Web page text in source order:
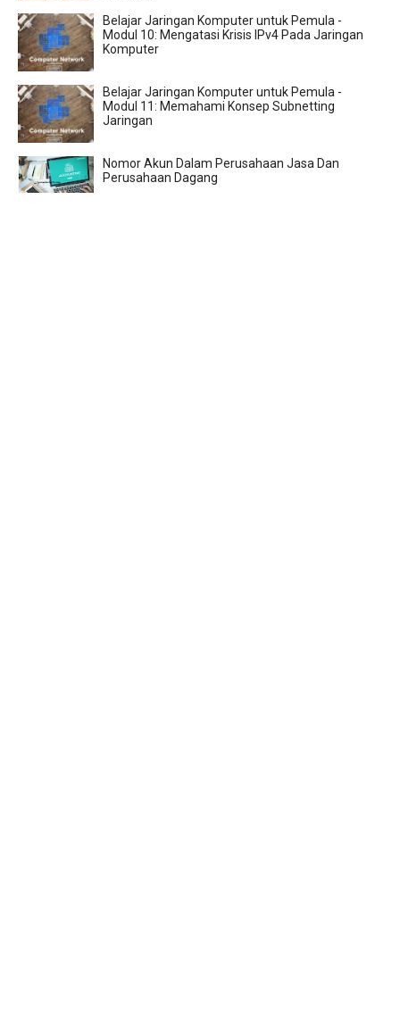
Belajar Jaringan Komputer untuk Pemula -
Modul 10: Mengatasi Krisis IPv4 Pada Jaringan
Komputer
Belajar Jaringan Komputer untuk Pemula -
Modul 11: Memahami Konsep Subnetting
Jaringan
Nomor Akun Dalam Perusahaan Jasa Dan
Perusahaan Dagang